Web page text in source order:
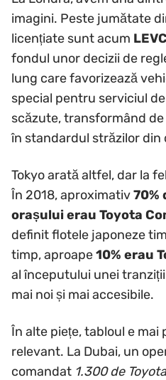
imagini. Peste jumătate
licențiate sunt acum
fondul unor decizii de
lung care favorizează
special pentru serviciul
scăzute, transformând
în standardul străzilor din
Tokyo arată altfel, dar la
În 2018, aproximativ70%
orașului erau Toyota
definit flotele japoneze
timp, aproape10% erau
al începutului unei
mai noi și mai accesibile.
În alte piețe, tabloul e
relevant. La Dubai, un
comandat 1.300 de